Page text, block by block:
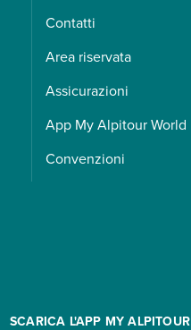
Contatti
Area riservata
Assicurazioni
App My Alpitour World
Convenzioni
SCARICA L'APP MY ALPITOUR